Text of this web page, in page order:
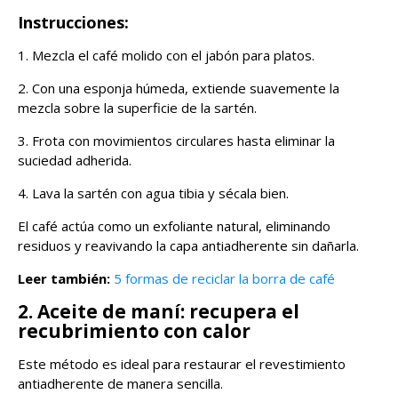
Instrucciones:
1. Mezcla el café molido con el jabón para platos.
2. Con una esponja húmeda, extiende suavemente la
mezcla sobre la superficie de la sartén.
3. Frota con movimientos circulares hasta eliminar la
suciedad adherida.
4. Lava la sartén con agua tibia y sécala bien.
El café actúa como un exfoliante natural, eliminando
residuos y reavivando la capa antiadherente sin dañarla.
Leer también: 5 formas de reciclar la borra de café
2. Aceite de maní: recupera el
recubrimiento con calor
Este método es ideal para restaurar el revestimiento
antiadherente de manera sencilla.